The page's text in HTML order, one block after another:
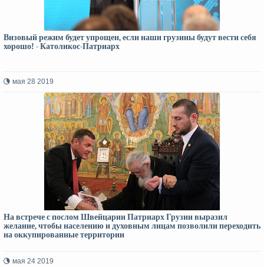
Визовый режим будет упрощен, если наши грузины будут вести себя
хорошо! - Католикос-Патриарх
мая 28 2019
На встрече с послом Швейцарии Патриарх Грузии выразил
желание, чтобы населению и духовным лицам позволили переходить
на оккупированные территории
мая 24 2019